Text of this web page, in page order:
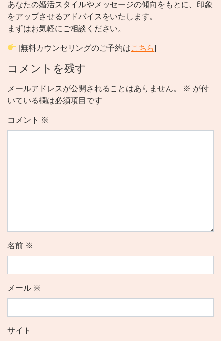
あなたの婚活スタイルやメッセージの傾向をもとに、印象
をアップさせるアドバイスをいたします。
まずはお気軽にご相談ください。
[無料カウンセリングのご予約はこちら]
コメントを残す
メールアドレスが公開されることはありません。 ※ が付
いている欄は必須項目です
コメント ※
名前 ※
メール ※
サイト